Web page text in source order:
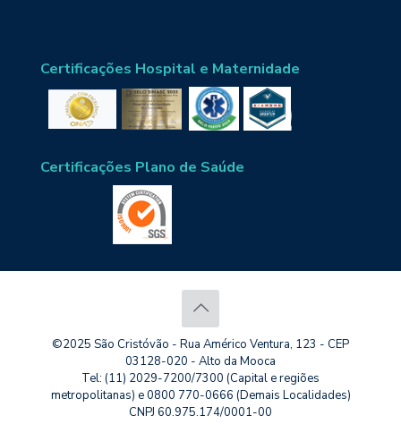
Certificações Hospital e Maternidade
Certificações Plano de Saúde
©2025 São Cristóvão - Rua Américo Ventura, 123 - CEP
03128-020 - Alto da Mooca
Tel: (11) 2029-7200/7300 (Capital e regiões
metropolitanas) e 0800 770-0666 (Demais Localidades)
CNPJ 60.975.174/0001-00